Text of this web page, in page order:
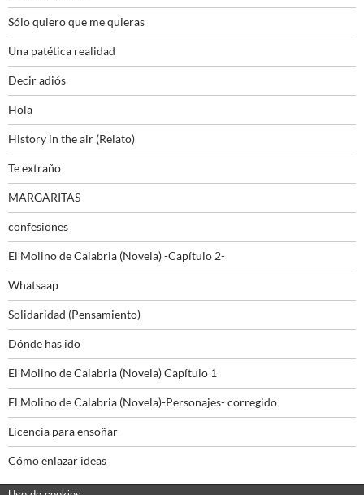
Sólo quiero que me quieras
Una patética realidad
Decir adiós
Hola
History in the air (Relato)
Te extraño
MARGARITAS
confesiones
El Molino de Calabria (Novela) -Capítulo 2-
Whatsaap
Solidaridad (Pensamiento)
Dónde has ido
El Molino de Calabria (Novela) Capítulo 1
El Molino de Calabria (Novela)-Personajes- corregido
Licencia para ensoñar
Cómo enlazar ideas